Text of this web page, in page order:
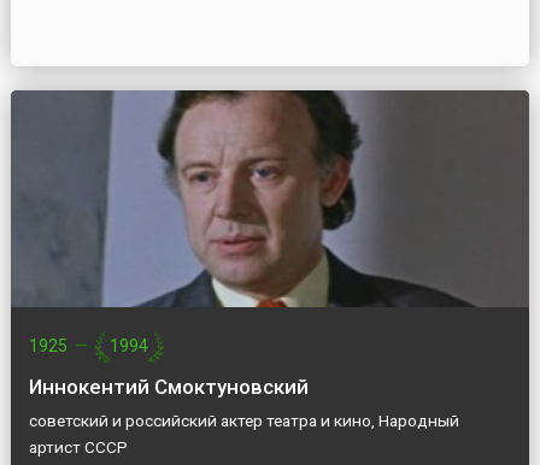
1925 — 1994
Иннокентий Смоктуновский
советский и российский актер театра и кино, Народный
артист СССР